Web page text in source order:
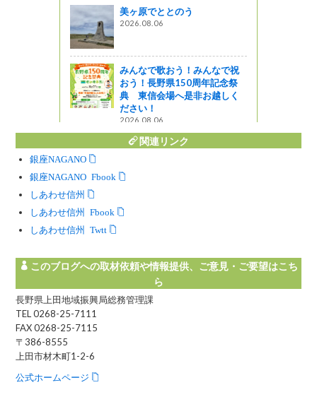
美ヶ原でととのう
2026.08.06
みんなで歌おう！みんなで祝
おう！長野県150周年記念祭
典 東信会場へ是非お越しく
ださい！
2026.08.06
関連リンク
銀座NAGANO
銀座NAGANO Facebook
しあわせ信州
しあわせ信州 Facebook
しあわせ信州 Twitter
このブログへの取材依頼や情報提供、ご意見・ご要望はこち
ら
長野県上田地域振興局総務管理課
TEL 0268-25-7111
FAX 0268-25-7115
〒386-8555
上田市材木町1-2-6
公式ホームページ